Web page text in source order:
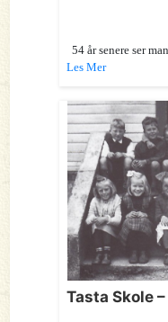
54 år senere ser
Les Mer
Tasta Skole